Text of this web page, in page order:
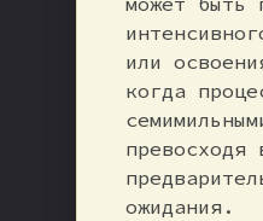
или
когда
превосходя
ожидания.